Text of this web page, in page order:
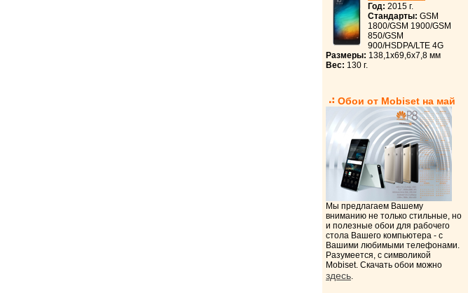
Год: 2015 г.
Стандарты: GSM
1800/GSM 1900/GSM
850/GSM
900/HSDPA/LTE 4G
Размеры: 138,1x69,6x7,8 мм
Вес: 130 г.
Обои от Mobiset на май
Мы предлагаем Вашему
вниманию не только стильные, но
и полезные обои для рабочего
стола Вашего компьютера - с
Вашими любимыми телефонами.
Разумеется, с символикой
Mobiset. Скачать обои можно
здесь.